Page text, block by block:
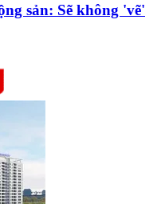
sản: Sẽ không 'vẽ'